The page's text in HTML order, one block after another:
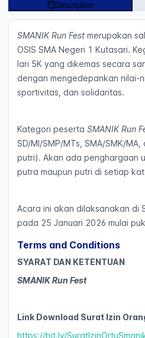
Description
SMANIK Run Fest merupakan
OSIS SMA Negeri 1 Kutasari.
lari 5K yang dikemas secara
dengan mengedepankan nilai-
sportivitas, dan solidaritas.
Kategori peserta SMANIK Run
SD/MI/SMP/MTs, SMA/SMK/
putri). Akan ada penghargaan
putra maupun putri di setiap
Acara ini akan dilaksanakan di
pada 25 Januari 2026 mulai
Terms and Conditions
SYARAT DAN KETENTUAN
SMANIK Run Fest
Link Download Surat Izin
https://bit.ly/